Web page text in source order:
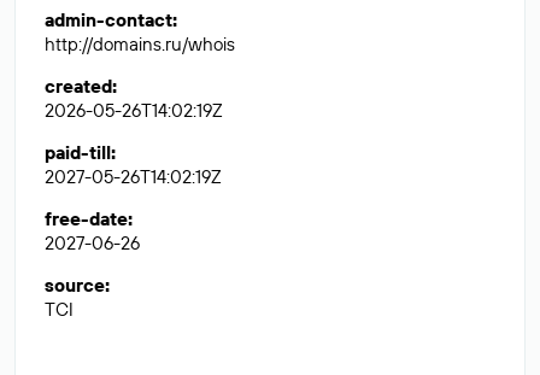
admin-contact:
http://domains.ru/whois
created:
2026-05-26T14:02:19Z
paid-till:
2027-05-26T14:02:19Z
free-date:
2027-06-26
source:
TCI